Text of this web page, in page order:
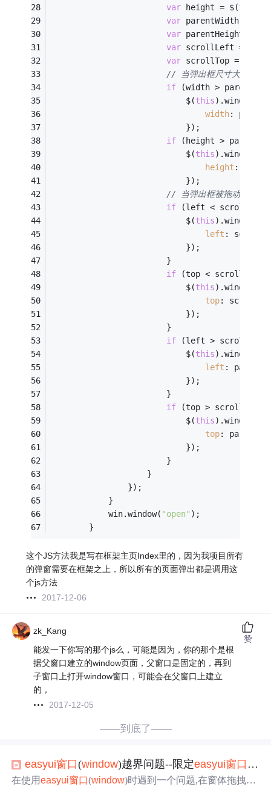
var height = $(this
var parentWidth = $(
var parentHeight = $(
var scrollLeft =
var scrollTop =
// 当弹出框尺寸大于浏览
if (width >
                            $(
this).window(
width:
                            });
if (height >
                            $(
this).window(
height :
                            });
// 当弹出框被拖动到浏览
if (left <
                            $(
this).window(
left :
                            });
                        }
if (top < scrollTop)
                            $(
this).window(
top:
                            });
                        }
if (left > scrollLeft
                            $(
this).window(
left :
                            });
                        }
if (top > scrollTop
                            $(
this).window(
top:
                            });
                        }
                    }
                });
            }
            win.window(
"open" );
        }
这个JS方法我是写在框架主页Index里的，因为我项目所有
的弹窗需要在框架之上，所以所有的页面弹出都是调用这
个js方法
2017-12-06
zk_Kang
能发一下你写的那个js么，可能是因为，你的那个是根
据父窗口建立的window页面，父窗口是固定的，再到
子窗口上打开window窗口，可能会在父窗口上建立
的，
2017-12-05
赞
——到底了——
easyui窗口(window)越界问题--限定easyui窗口 (
在使用easyui窗口(window)时遇到一个问题,在窗体拖拽或